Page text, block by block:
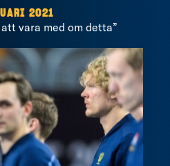
2021
vara med om detta”